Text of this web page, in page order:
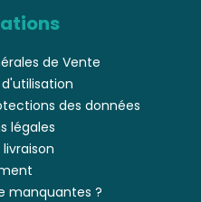
de Vente
d'utilisation
des données
légales
livraison
manquantes ?